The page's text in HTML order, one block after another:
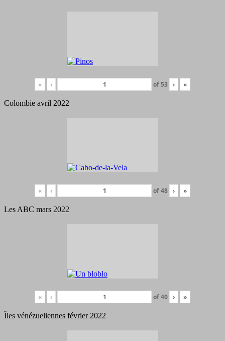
« ‹ of53 › »
Colombie avril 2022
« ‹ of48 › »
Les ABC mars 2022
« ‹ of40 › »
Îles vénézueliennes février 2022